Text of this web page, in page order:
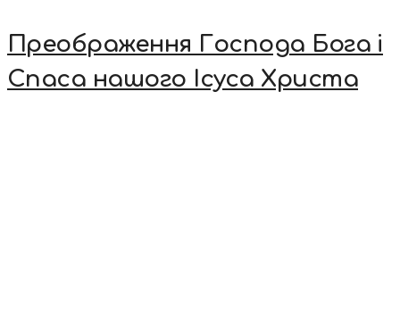
Преображення Господа Бога і
Спаса нашого Ісуса Христа